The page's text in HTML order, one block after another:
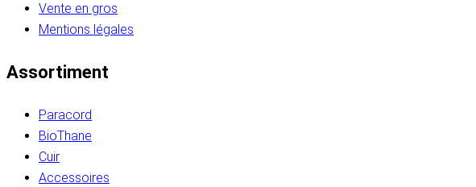
Vente en gros
Mentions légales
Assortiment
Paracord
BioThane
Cuir
Accessoires